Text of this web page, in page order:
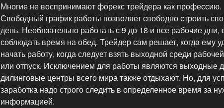
Многие не воспринимают форекс трейдера как профессию.
Свободный график работы позволяет свободно строить
день. Необязательно работать с 9 до 18 и все рабочие дни,
соблюдать время на обед. Трейдер сам решает, когда ему
начать работу, когда следует взять выходной среди
или отпуск. Исключением для работы являются выходные
дилинговые центры всего мира также отдыхают. Но, для
заработка надо строго следить в определенное время за
информацией.